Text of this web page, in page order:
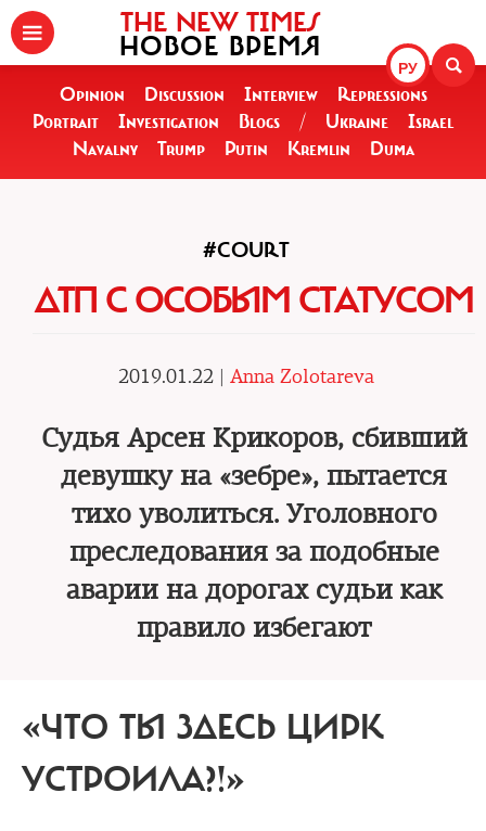
РУ
THE NEW TIMES
НОВОЕ ВРЕМЯ
Opinion Discussion Interview
Repressions
Portrait
Investigation Blogs / Ukraine
Israel
Navalny
Trump Putin Kremlin Duma
#COURT
ДТП С ОСОБЫМ СТАТУСОМ
2019.01.22 | Anna Zolotareva
Судья Арсен Крикоров, сбивший
девушку на «зебре», пытается
тихо уволиться. Уголовного
преследования за подобные
аварии на дорогах судьи как
правило избегают
«ЧТО ТЫ ЗДЕСЬ ЦИРК
УСТРОИЛА?!»